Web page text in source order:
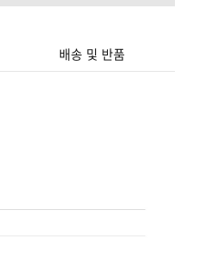
배송 및 반품